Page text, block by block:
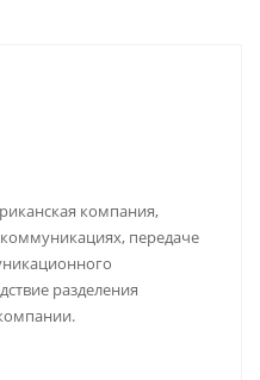
компания,
передаче
разделения